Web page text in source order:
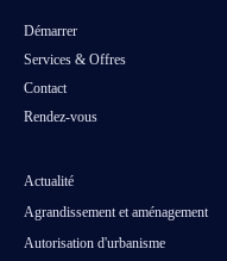
Démarrer
Services & Offres
Contact
Rendez-vous
Actualité
Agrandissement et aménagement
Autorisation d'urbanisme